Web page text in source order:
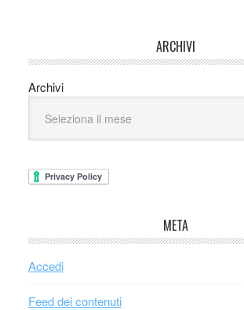
ARCHIVI
Archivi
META
Accedi
Feed dei contenuti